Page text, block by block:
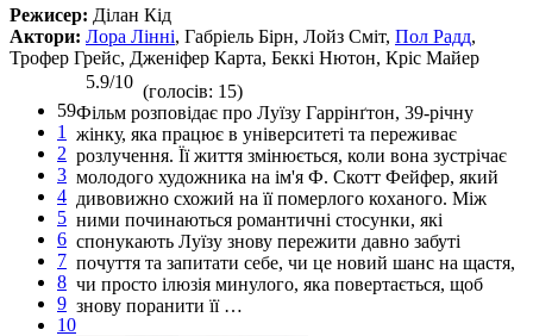
Режисер: Ділан Кід
Актори: Лора Лінні, Габріель Бірн, Лойз Сміт, Пол Радд,
Трофер Грейс, Дженіфер Карта, Беккі Нютон, Кріс Майер
59
1
2
3
4
5
6
7
8
9
10
5.9/10 (голосів: 15)
Фільм розповідає про Луїзу Гаррінґтон, 39-річну
жінку, яка працює в університеті та переживає
розлучення. Її життя змінюється, коли вона зустрічає
молодого художника на ім'я Ф. Скотт Фейфер, який
дивовижно схожий на її померлого коханого. Між
ними починаються романтичні стосунки, які
спонукають Луїзу знову пережити давно забуті
почуття та запитати себе, чи це новий шанс на щастя,
чи просто ілюзія минулого, яка повертається, щоб
знову поранити її …